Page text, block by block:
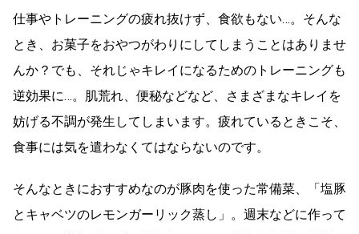
仕事やトレーニングの疲れ抜けず、食欲もない…。そんな
とき、お菓子をおやつがわりにしてしまうことはありませ
んか？でも、それじゃキレイになるためのトレーニングも
逆効果に…。肌荒れ、便秘などなど、さまざまなキレイを
妨げる不調が発生してしまいます。疲れているときこそ、
食事には気を遣わなくてはならないのです。
そんなときにおすすめなのが豚肉を使った常備菜、「塩豚
とキャベツのレモンガーリック蒸し」。週末などに作って